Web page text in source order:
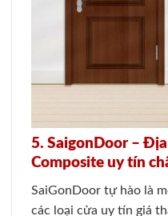
5. SaigonDoor –
Composite uy tín
SaiGonDoor tự hào là
các loại cửa uy tín giá